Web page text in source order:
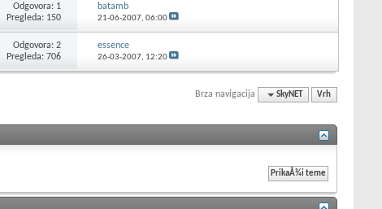
Odgovora: 1
Pregleda: 150
batamb
21-06-2007, 06:00
Odgovora: 2
Pregleda: 706
essence
26-03-2007, 12:20
Brza navigacija SkyNET Vrh